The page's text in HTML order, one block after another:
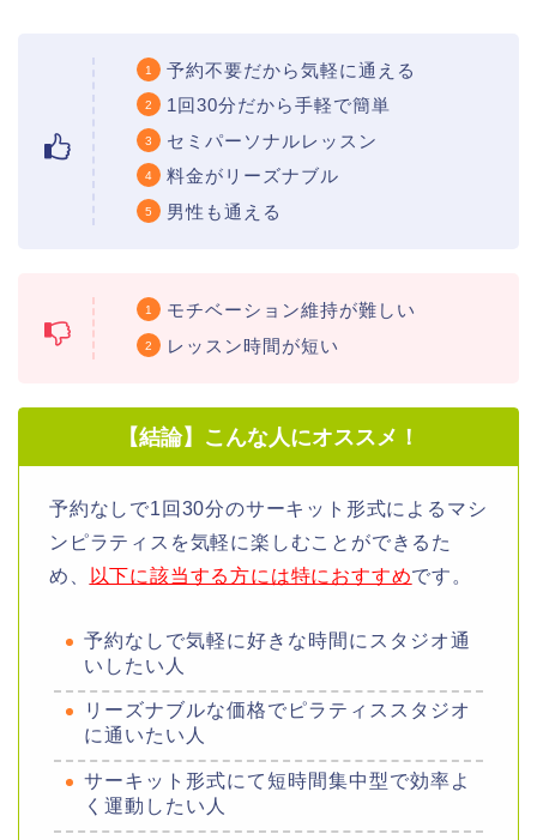
予約不要だから気軽に通える
1回30分だから手軽で簡単
セミパーソナルレッスン
料金がリーズナブル
男性も通える
モチベーション維持が難しい
レッスン時間が短い
【結論】こんな人にオススメ！
予約なしで1回30分のサーキット形式によるマシ
ンピラティスを気軽に楽しむことができるた
め、
以下に該当する方には特におすすめです。
予約なしで気軽に好きな時間にスタジオ通
いしたい人
リーズナブルな価格でピラティススタジオ
に通いたい人
サーキット形式にて短時間集中型で効率よ
く運動したい人